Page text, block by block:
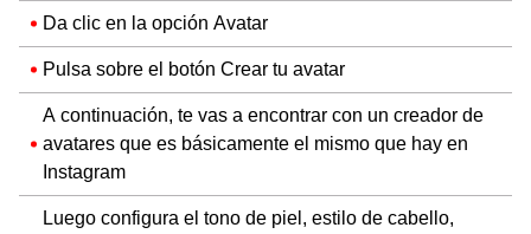
Da clic en la opción Avatar
Pulsa sobre el botón Crear tu avatar
A continuación, te vas a encontrar con un creador de
avatares que es básicamente el mismo que hay en
Instagram
Luego configura el tono de piel, estilo de cabello,